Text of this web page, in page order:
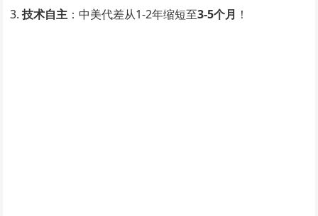
技术自主 ​：中美代差从1-2年缩短至3-5个月 ​！